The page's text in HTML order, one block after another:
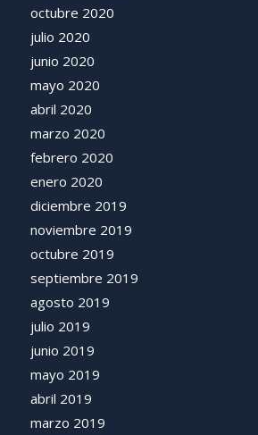
octubre 2020
julio 2020
junio 2020
mayo 2020
abril 2020
marzo 2020
febrero 2020
enero 2020
diciembre 2019
noviembre 2019
octubre 2019
septiembre 2019
agosto 2019
julio 2019
junio 2019
mayo 2019
abril 2019
marzo 2019